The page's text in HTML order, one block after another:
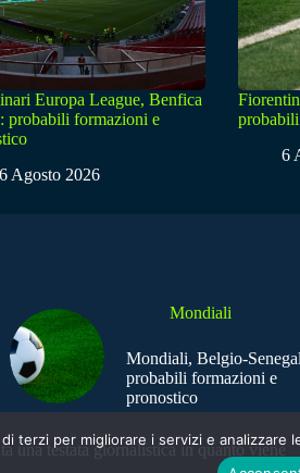
Europa League, Benfica
probabili formazioni e
6 Agosto 2026
6
Mondiali
Mondiali, Belgio-
probabili formazioni e
pronostico
una testata giornalistica in quanto viene
terzi per migliorare i servizi e